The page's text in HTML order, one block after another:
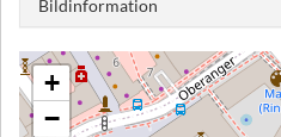
Bildinformation
+
−